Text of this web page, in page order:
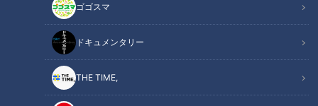
ゴゴスマ
ドキュメンタリー
THE TIME,
この記事を見たあなたへのおすすめ